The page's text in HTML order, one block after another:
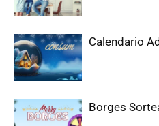
Calendario
Borges